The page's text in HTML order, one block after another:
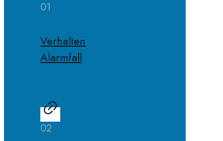
01
Verhalten
Alarmfall
02